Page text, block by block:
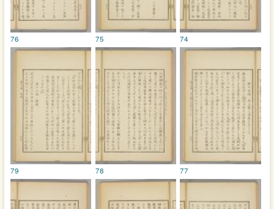
74
75
76
77
78
79